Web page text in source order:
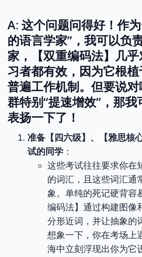
A: 这个问题问得好！作
的语言学家”，我可以负
家，【双重编码法】几
习者都有效，因为它根
普遍工作机制。但要说
群特别“提速增效”，那我
表扬一下了！
准备【四六级】、【雅思核
试的同学 ：
这些考试往往要求你在
的词汇，且这些词汇通
象。单纯的死记硬背容
编码法】通过构建图像
分形近词，并让抽象的
想象一下，你在考场上
海中立刻浮现出你为它